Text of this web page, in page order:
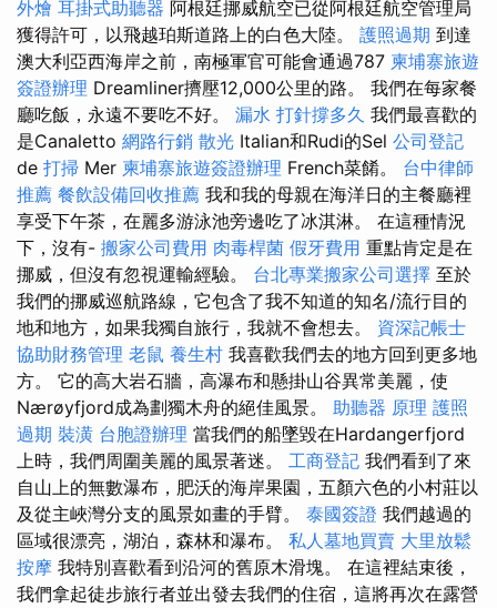
外燴 耳掛式助聽器 阿根廷挪威航空已從阿根廷航空管理局
獲得許可，以飛越珀斯道路上的白色大陸。 護照過期 到達
澳大利亞西海岸之前，南極軍官可能會通過787 柬埔寨旅遊
簽證辦理 Dreamliner擠壓12,000公里的路。 我們在每家餐
廳吃飯，永遠不要吃不好。 漏水 打針撐多久 我們最喜歡的
是Canaletto 網路行銷 散光 Italian和Rudi的Sel 公司登記
de 打掃 Mer 柬埔寨旅遊簽證辦理 French菜餚。 台中律師
推薦 餐飲設備回收推薦 我和我的母親在海洋日的主餐廳裡
享受下午茶，在麗多游泳池旁邊吃了冰淇淋。 在這種情況
下，沒有- 搬家公司費用 肉毒桿菌 假牙費用 重點肯定是在
挪威，但沒有忽視運輸經驗。 台北專業搬家公司選擇 至於
我們的挪威巡航路線，它包含了我不知道的知名/流行目的
地和地方，如果我獨自旅行，我就不會想去。 資深記帳士
協助財務管理 老鼠 養生村 我喜歡我們去的地方回到更多地
方。 它的高大岩石牆，高瀑布和懸掛山谷異常美麗，使
Nærøyfjord成為劃獨木舟的絕佳風景。 助聽器 原理 護照
過期 裝潢 台胞證辦理 當我們的船墜毀在Hardangerfjord
上時，我們周圍美麗的風景著迷。 工商登記 我們看到了來
自山上的無數瀑布，肥沃的海岸果園，五顏六色的小村莊以
及從主峽灣分支的風景如畫的手臂。 泰國簽證 我們越過的
區域很漂亮，湖泊，森林和瀑布。 私人墓地買賣 大里放鬆
按摩 我特別喜歡看到沿河的舊原木滑塊。 在這裡結束後，
我們拿起徒步旅行者並出發去我們的住宿，這將再次在露營